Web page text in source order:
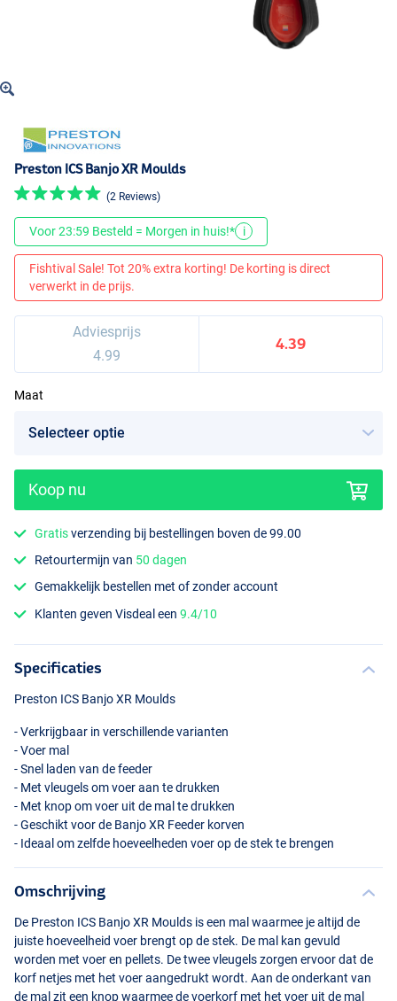
Preston ICS Banjo XR Moulds
(2 Reviews)
Voor 23:59 Besteld = Morgen in huis!* i
Fishtival Sale! Tot 20% extra korting! De korting is direct
verwerkt in de prijs.
Adviesprijs
4.99
4.39
Maat
Koop nu
Gratisverzending bij bestellingen boven de 99.00
Retourtermijn van 50 dagen
Gemakkelijk bestellen met of zonder account
Klanten geven Visdeal een9.4/10
Specificaties
Preston ICS Banjo XR Moulds
- Verkrijgbaar in verschillende varianten
- Voer mal
- Snel laden van de feeder
- Met vleugels om voer aan te drukken
- Met knop om voer uit de mal te drukken
- Geschikt voor de Banjo XR Feeder korven
- Ideaal om zelfde hoeveelheden voer op de stek te brengen
Omschrijving
De Preston ICS Banjo XR Moulds is een mal waarmee je altijd de
juiste hoeveelheid voer brengt op de stek. De mal kan gevuld
worden met voer en pellets. De twee vleugels zorgen ervoor dat de
korf netjes met het voer aangedrukt wordt. Aan de onderkant van
de mal zit een knop waarmee de voerkorf met het voer uit de mal